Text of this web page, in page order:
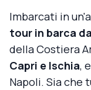
Imbarcati in
tour in barca
della Costiera
Capri e Ischia,
Napoli. Sia che